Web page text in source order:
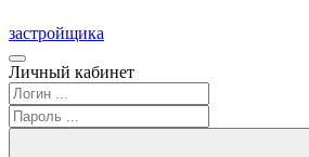
застройщика
Личный кабинет